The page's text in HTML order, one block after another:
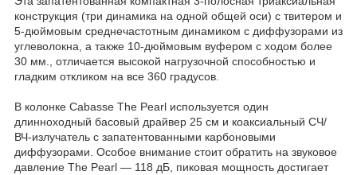
конструкция (три динамика на одной общей оси) с твитером и
5-дюймовым среднечастотным динамиком с диффузорами из
углеволокна, а также 10-дюймовым вуфером с ходом более
30 мм., отличается высокой нагрузочной способностью и
гладким откликом на все 360 градусов.
В колонке Cabasse The Pearl используется один
длинноходный басовый драйвер 25 см и коаксиальный СЧ/
ВЧ-излучатель с запатентованными карбоновыми
диффузорами. Особое внимание стоит обратить на звуковое
давление The Pearl — 118 дБ, пиковая мощность достигает